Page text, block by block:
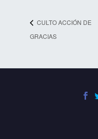
CULTO ACCIÓN DE
GRACIAS